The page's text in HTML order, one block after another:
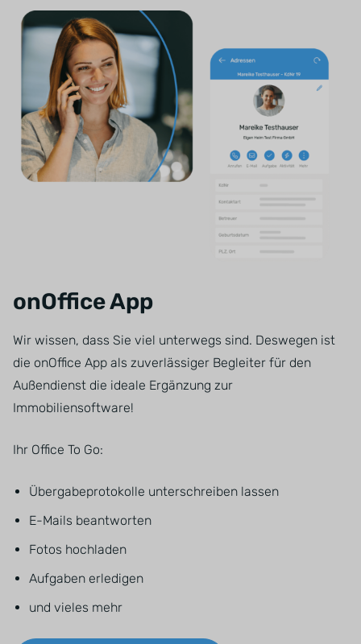
onOffice App
Wir wissen, dass Sie viel unterwegs sind. Deswegen ist
die onOffice App als zuverlässiger Begleiter für den
Außendienst die ideale Ergänzung zur
Immobiliensoftware!
Ihr Office To Go:
Übergabeprotokolle unterschreiben lassen
E-Mails beantworten
Fotos hochladen
Aufgaben erledigen
und vieles mehr